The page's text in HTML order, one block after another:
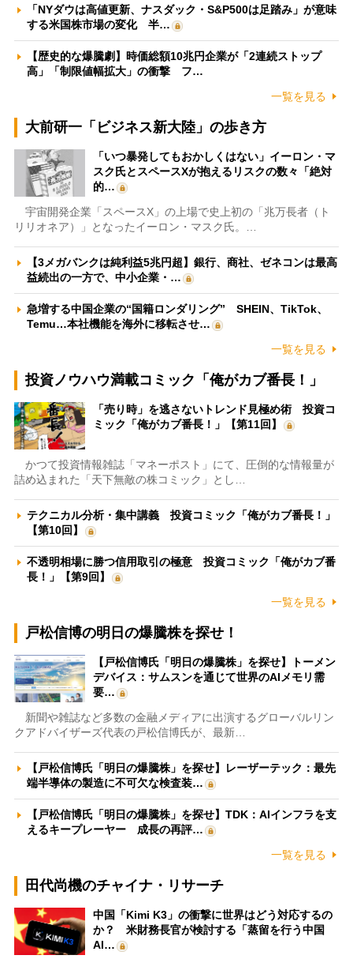
「NYダウは高値更新、ナスダック・S&P500は足踏み」が意味
する米国株市場の変化 半…
【歴史的な爆騰劇】時価総額10兆円企業が「2連続ストップ
高」「制限値幅拡大」の衝撃 フ…
一覧を見る
大前研一「ビジネス新大陸」の歩き方
「いつ暴発してもおかしくはない」イーロン・マ
スク氏とスペースXが抱えるリスクの数々「絶対
的…
宇宙開発企業「スペースX」の上場で史上初の「兆万長者（ト
リリオネア）」となったイーロン・マスク氏。…
【3メガバンクは純利益5兆円超】銀行、商社、ゼネコンは最高
益続出の一方で、中小企業・…
急増する中国企業の“国籍ロンダリング” SHEIN、TikTok、
Temu…本社機能を海外に移転させ…
一覧を見る
投資ノウハウ満載コミック「俺がカブ番長！」
「売り時」を逃さないトレンド見極め術 投資コ
ミック「俺がカブ番長！」【第11回】
かつて投資情報雑誌「マネーポスト」にて、圧倒的な情報量が
詰め込まれた「天下無敵の株コミック」とし…
テクニカル分析・集中講義 投資コミック「俺がカブ番長！」
【第10回】
不透明相場に勝つ信用取引の極意 投資コミック「俺がカブ番
長！」【第9回】
一覧を見る
戸松信博の明日の爆騰株を探せ！
【戸松信博氏「明日の爆騰株」を探せ】トーメン
デバイス：サムスンを通じて世界のAIメモリ需
要…
新聞や雑誌など多数の金融メディアに出演するグローバルリン
クアドバイザーズ代表の戸松信博氏が、最新…
【戸松信博氏「明日の爆騰株」を探せ】レーザーテック：最先
端半導体の製造に不可欠な検査装…
【戸松信博氏「明日の爆騰株」を探せ】TDK：AIインフラを支
えるキープレーヤー 成長の再評…
一覧を見る
田代尚機のチャイナ・リサーチ
中国「Kimi K3」の衝撃に世界はどう対応するの
か？ 米財務長官が検討する「蒸留を行う中国
AI…